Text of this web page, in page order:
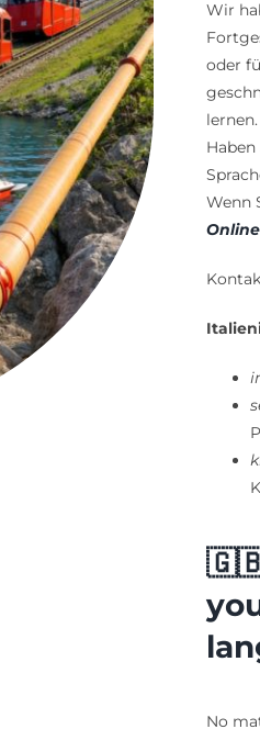
Wir
oder
lernen.
Wenn
🇬🇧
No